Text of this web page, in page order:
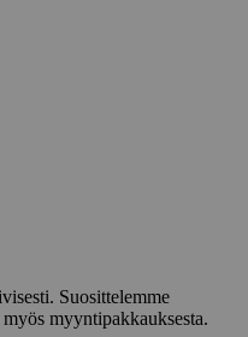
Suosittelemme
myyntipakkauksesta.